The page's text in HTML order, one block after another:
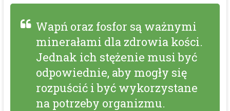
Wapń oraz fosfor są ważnymi
minerałami dla zdrowia kości.
Jednak ich stężenie musi być
odpowiednie, aby mogły się
rozpuścić i być wykorzystane
na potrzeby organizmu.